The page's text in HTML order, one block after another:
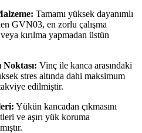
Tamamı yüksek dayanımlı
GVN03, en zorlu çalışma
kırılma yapmadan üstün
Vinç ile kanca arasındaki
stres altında dahi maksimum
edilmiştir.
Yükün kancadan çıkmasını
ve aşırı yük koruma